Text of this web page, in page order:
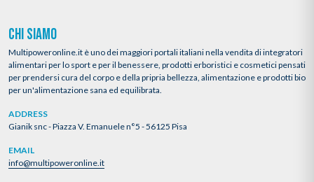
CHI SIAMO
Multipoweronline.it è uno dei maggiori portali italiani nella vendita di integratori
alimentari per lo sport e per il benessere, prodotti erboristici e cosmetici pensati
per prendersi cura del corpo e della pripria bellezza, alimentazione e prodotti bio
per un'alimentazione sana ed equilibrata.
ADDRESS
Gianik snc - Piazza V. Emanuele n°5 - 56125 Pisa
EMAIL
info@multipoweronline.it